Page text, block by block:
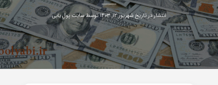
انتشار در تاریخشهریور ۱۲, ۱۴۰۳ توسطسایت پول یابی